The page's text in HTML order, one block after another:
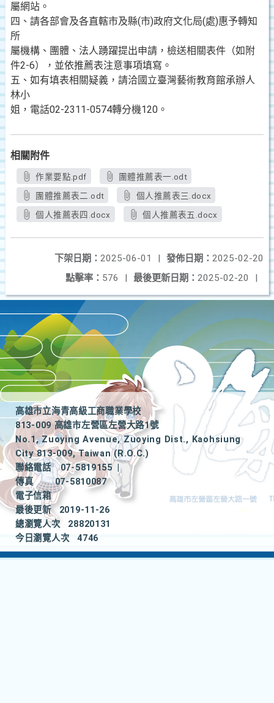
屬網站。
四、請各部會及各直轄市及縣(市)政府文化局(處)惠予轉知
所
屬機構、團體、法人踴躍提出申請，檢送相關表件（如附
件2-6），並依推薦表注意事項填寫。
五、如有填表相關疑義，請洽國立臺灣藝術教育館承辦人
林小
姐，電話02-2311-0574轉分機120。
相關附件
作業要點.pdf
團體推薦表一.odt
團體推薦表二.odt
個人推薦表三.docx
個人推薦表四.docx
個人推薦表五.docx
發佈日期： 2025-02-20
下架日期： 2025-06-01
|
最後更新日期： 2025-02-20 |
點擊率： 576 |
高雄市立海青高級工商職業學校
813-009 高雄市左營區左營大路1號
No.1, Zuoying Avenue, Zuoying Dist., Kaohsiung
City 813-009, Taiwan (R.O.C.)
聯絡電話
07-5819155
|
傳真
07-5810087
電子信箱
最後更新
2019-11-26
總瀏覽人次
28820131
今日瀏覽人次
4746